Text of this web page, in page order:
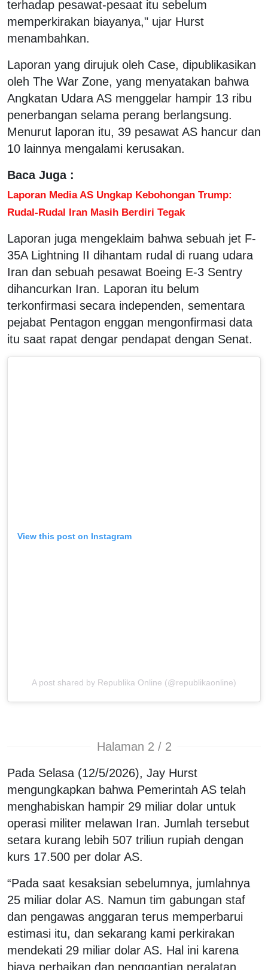
terhadap pesawat-pesaat itu sebelum
memperkirakan biayanya," ujar Hurst
menambahkan.
Laporan yang dirujuk oleh Case, dipublikasikan
oleh The War Zone, yang menyatakan bahwa
Angkatan Udara AS menggelar hampir 13 ribu
penerbangan selama perang berlangsung.
Menurut laporan itu, 39 pesawat AS hancur dan
10 lainnya mengalami kerusakan.
Baca Juga :
Laporan Media AS Ungkap Kebohongan Trump:
Rudal-Rudal Iran Masih Berdiri Tegak
Laporan juga mengeklaim bahwa sebuah jet F-
35A Lightning II dihantam rudal di ruang udara
Iran dan sebuah pesawat Boeing E-3 Sentry
dihancurkan Iran. Laporan itu belum
terkonfirmasi secara independen, sementara
pejabat Pentagon enggan mengonfirmasi data
itu saat rapat dengar pendapat dengan Senat.
View this post on Instagram
A post shared by Republika Online (@republikaonline)
Halaman 2 / 2
Pada Selasa (12/5/2026), Jay Hurst
mengungkapkan bahwa Pemerintah AS telah
menghabiskan hampir 29 miliar dolar untuk
operasi militer melawan Iran. Jumlah tersebut
setara kurang lebih 507 triliun rupiah dengan
kurs 17.500 per dolar AS.
“Pada saat kesaksian sebelumnya, jumlahnya
25 miliar dolar AS. Namun tim gabungan staf
dan pengawas anggaran terus memperbarui
estimasi itu, dan sekarang kami perkirakan
mendekati 29 miliar dolar AS. Hal ini karena
biaya perbaikan dan penggantian peralatan,